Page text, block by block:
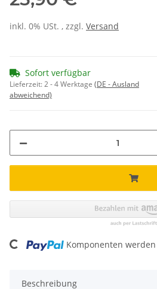
inkl. 0% USt. , zzgl. Versand
Sofort verfügbar
Lieferzeit:2 - 4 Werktage (DE - Ausland
abweichend)
Komponenten
Beschreibung